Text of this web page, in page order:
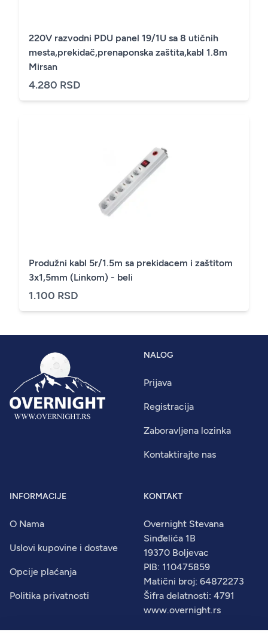
220V razvodni PDU panel 19/1U sa 8 utičnih
mesta,prekidač,prenaponska zaštita,kabl 1.8m
Mirsan
4.280 RSD
Produžni kabl 5r/1.5m sa prekidacem i zaštitom
3x1,5mm (Linkom) - beli
1.100 RSD
NALOG
Prijava
Registracija
Zaboravljena lozinka
Kontaktirajte nas
INFORMACIJE
O Nama
Uslovi kupovine i dostave
Opcije plaćanja
Politika privatnosti
KONTAKT
Overnight Stevana
Sinđelića 1B
19370 Boljevac
PIB: 110475859
Matični broj: 64872273
Šifra delatnosti: 4791
www.overnight.rs